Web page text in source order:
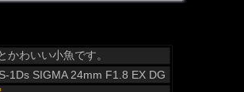
かわいい小魚です。
1Ds SIGMA 24mm F1.8 EX DG